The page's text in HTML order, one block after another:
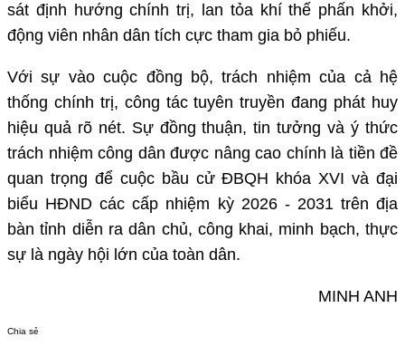
sát định hướng chính trị, lan tỏa khí thế phấn khởi,
động viên nhân dân tích cực tham gia bỏ phiếu.
Với sự vào cuộc đồng bộ, trách nhiệm của cả hệ
thống chính trị, công tác tuyên truyền đang phát huy
hiệu quả rõ nét. Sự đồng thuận, tin tưởng và ý thức
trách nhiệm công dân được nâng cao chính là tiền đề
quan trọng để cuộc bầu cử ĐBQH khóa XVI và đại
biểu HĐND các cấp nhiệm kỳ 2026 - 2031 trên địa
bàn tỉnh diễn ra dân chủ, công khai, minh bạch, thực
sự là ngày hội lớn của toàn dân.
MINH ANH
Chia sẻ